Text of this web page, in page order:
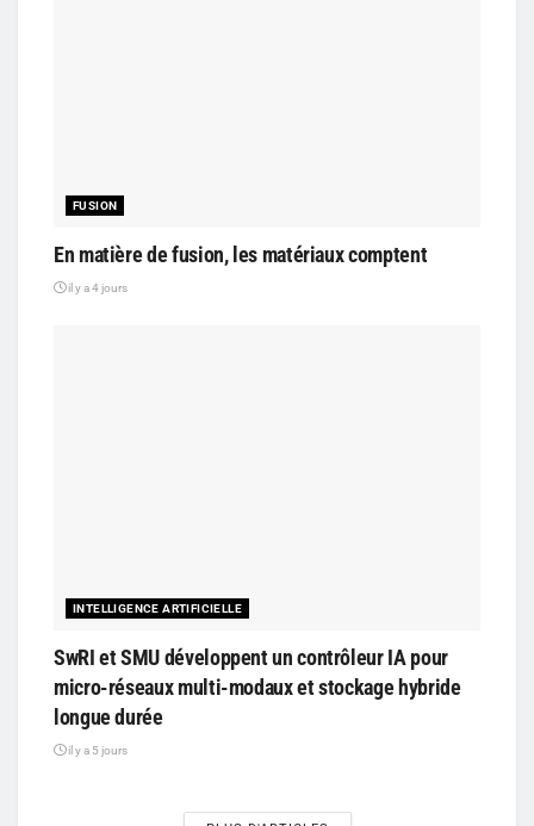
FUSION
En matière de fusion, les matériaux comptent
il y a 4 jours
INTELLIGENCE ARTIFICIELLE
SwRI et SMU développent un contrôleur IA pour
micro-réseaux multi-modaux et stockage hybride
longue durée
il y a 5 jours